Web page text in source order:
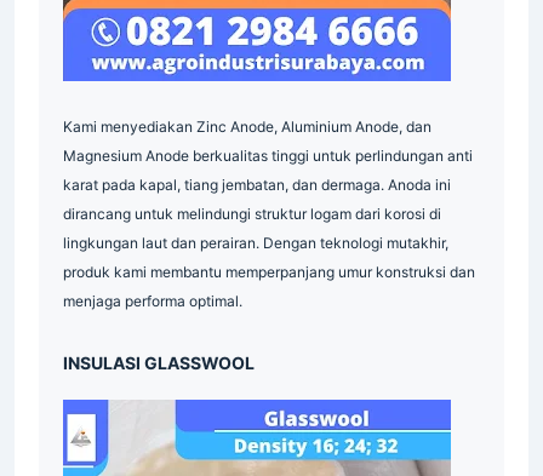
Serrated Grating Industri
Grating Galvanis
Supplier Grating Galvanis Indonesia
Pallet Mesh
Industri
Surabaya
Indonesia
Industrial
Industrial Supplier
Industrial Indonesia
Industrial Indonesia
Insulasi
Plat Industri
Industri Supplier
Kami menyediakan Zinc Anode, Aluminium Anode, dan
Magnesium Anode berkualitas tinggi untuk perlindungan anti
karat pada kapal, tiang jembatan, dan dermaga. Anoda ini
dirancang untuk melindungi struktur logam dari korosi di
lingkungan laut dan perairan. Dengan teknologi mutakhir,
produk kami membantu memperpanjang umur konstruksi dan
menjaga performa optimal.
INSULASI GLASSWOOL